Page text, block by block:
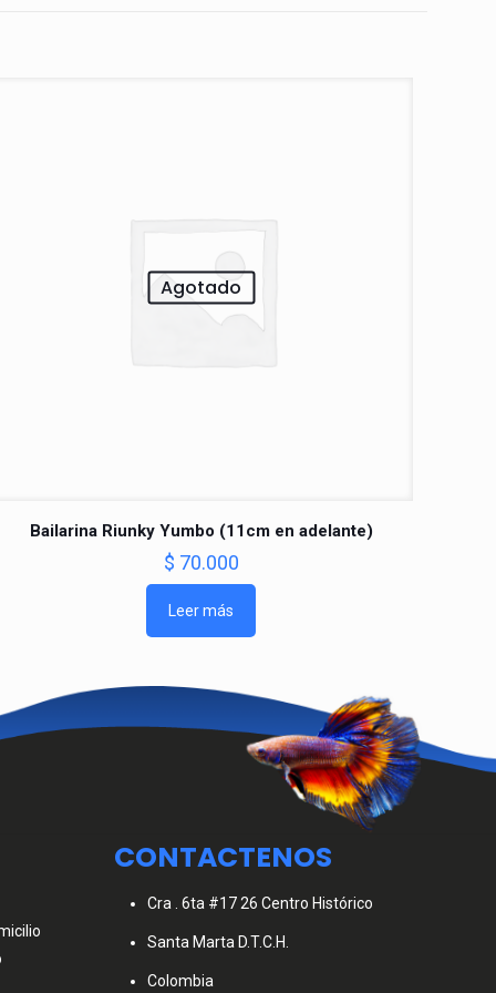
Agotado
Bailarina Riunky Yumbo (11cm en adelante)
$ 70.000
Leer más
CONTACTENOS
Cra . 6ta #17 26 Centro Histórico
Santa Marta D.T.C.H.
Colombia